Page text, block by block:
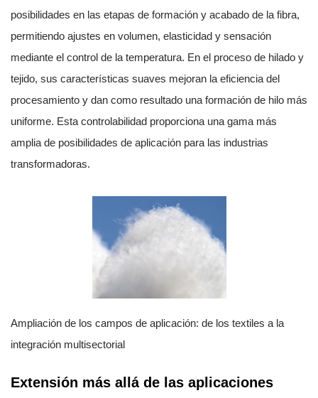
posibilidades en las etapas de formación y acabado de la fibra,
permitiendo ajustes en volumen, elasticidad y sensación
mediante el control de la temperatura. En el proceso de hilado y
tejido, sus características suaves mejoran la eficiencia del
procesamiento y dan como resultado una formación de hilo más
uniforme. Esta controlabilidad proporciona una gama más
amplia de posibilidades de aplicación para las industrias
transformadoras.
Ampliación de los campos de aplicación: de los textiles a la
integración multisectorial
Extensión más allá de las aplicaciones